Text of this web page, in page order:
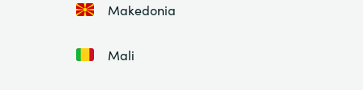
Makedonia
Mali